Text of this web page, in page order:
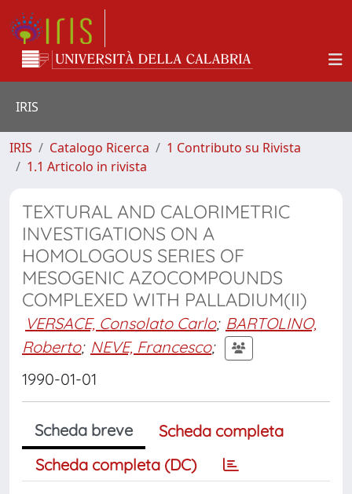
IRIS
IRIS Catalogo Ricerca
1 Contributo su Rivista
1.1 Articolo in rivista
TEXTURAL AND CALORIMETRIC
INVESTIGATIONS ON A
HOMOLOGOUS SERIES OF
MESOGENIC AZOCOMPOUNDS
COMPLEXED WITH PALLADIUM(II)
VERSACE, Consolato Carlo; BARTOLINO,
Roberto; NEVE, Francesco;
1990-01-01
Scheda breve
Scheda completa
Scheda completa (DC)